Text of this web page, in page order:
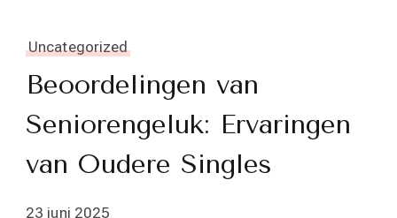
Uncategorized
Beoordelingen van
Seniorengeluk: Ervaringen
van Oudere Singles
23 juni 2025